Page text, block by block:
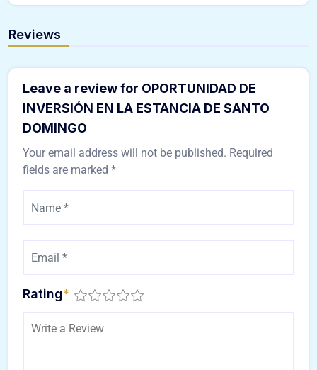
Reviews
Leave a review for OPORTUNIDAD DE
INVERSIÓN EN LA ESTANCIA DE SANTO
DOMINGO
Your email address will not be published. Required
fields are marked *
Rating*